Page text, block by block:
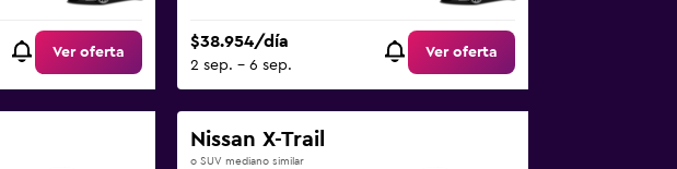
Ver oferta
$38.954/día
2 sep. - 6 sep.
Ver oferta
Nissan X-Trail
o SUV mediano similar